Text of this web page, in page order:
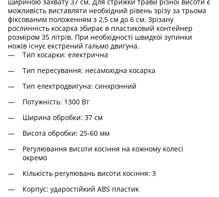
можливість виставляти необхідний рівень зрізу за трьома
фіксованим положенням з 2,5 см до 6 см. Зрізану
рослинність косарка збирає в пластиковий контейнер
розміром 35 літрів. При необхідності швидкої зупинки
ножів існує екстрений гальмо двигуна.
Тип косарки: електрична
Тип пересування: несамохідна косарка
Тип електродвигуна: синхронний
Потужність: 1300 Вт
Ширина обробки: 37 см
Висота обробки: 25-60 мм
Регулювання висоти косіння на кожному колесі
окремо
Кількість регулювань висоти косіння: 3
Корпус: ударостійкий ABS пластик